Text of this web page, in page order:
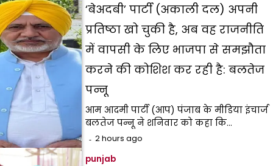
‘बेअदबी’ पार्टी (अकाली दल) अपनी
प्रतिष्ठा खो चुकी है, अब वह राजनीति
में वापसी के लिए भाजपा से समझौता
करने की कोशिश कर रही है: बलतेज
पन्नू
आम आदमी पार्टी (आप) पंजाब के मीडिया इंचार्ज
बलतेज पन्नू ने शनिवार को कहा कि…
2 hours ago
punjab